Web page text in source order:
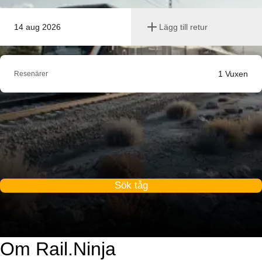
14 aug 2026 Lägg till retur
Resenärer 1 Vuxen
Sök tåg
Om Rail.Ninja